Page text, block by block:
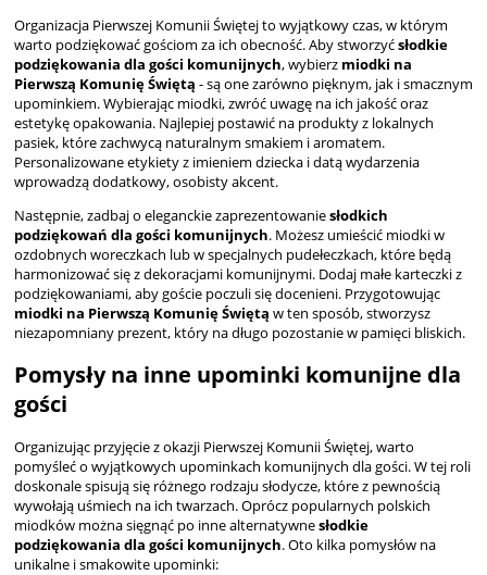
Organizacja Pierwszej Komunii Świętej to wyjątkowy czas, w którym
warto podziękować gościom za ich obecność. Aby stworzyćsłodkie
podziękowania dla gości komunijnych, wybierz miodki na
Pierwszą Komunię Świętą - są one zarówno pięknym, jak i smacznym
upominkiem. Wybierając miodki, zwróć uwagę na ich jakość oraz
estetykę opakowania. Najlepiej postawić na produkty z lokalnych
pasiek, które zachwycą naturalnym smakiem i aromatem.
Personalizowane etykiety z imieniem dziecka i datą wydarzenia
wprowadzą dodatkowy, osobisty akcent.
Następnie, zadbaj o eleganckie zaprezentowaniesłodkich
podziękowań dla gości komunijnych. Możesz umieścić miodki w
ozdobnych woreczkach lub w specjalnych pudełeczkach, które będą
harmonizować się z dekoracjami komunijnymi. Dodaj małe karteczki z
podziękowaniami, aby goście poczuli się docenieni. Przygotowując
miodki na Pierwszą Komunię Świętą w ten sposób, stworzysz
niezapomniany prezent, który na długo pozostanie w pamięci bliskich.
Pomysły na inne upominki komunijne dla
gości
Organizując przyjęcie z okazji Pierwszej Komunii Świętej, warto
pomyśleć o wyjątkowych upominkach komunijnych dla gości. W tej roli
doskonale spisują się różnego rodzaju słodycze, które z pewnością
wywołają uśmiech na ich twarzach. Oprócz popularnych polskich
miodków można sięgnąć po inne alternatywnesłodkie
podziękowania dla gości komunijnych. Oto kilka pomysłów na
unikalne i smakowite upominki: